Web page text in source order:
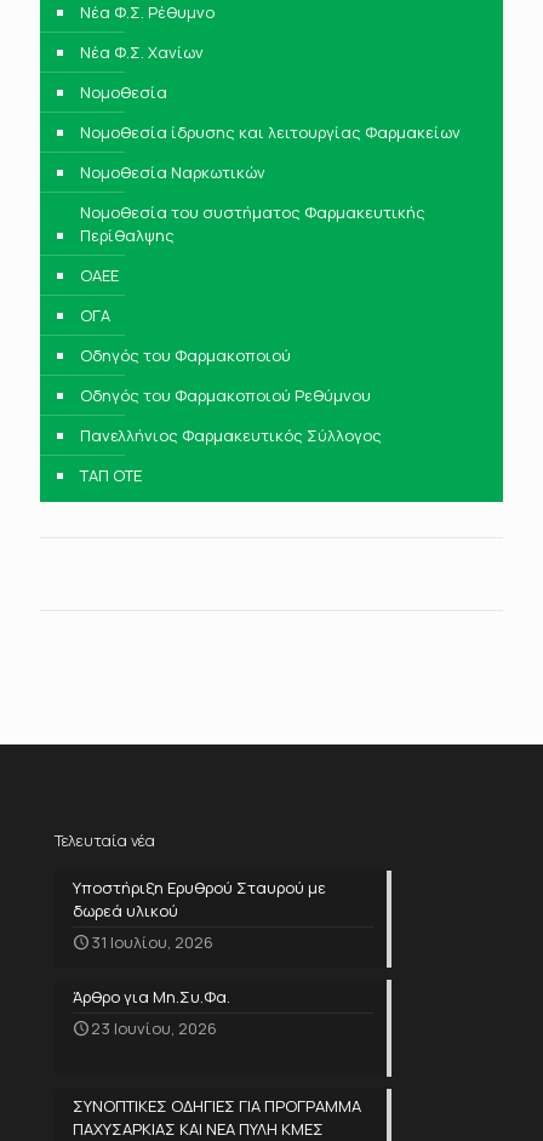
Νέα Φ.Σ. Ρέθυμνο
Νέα Φ.Σ. Χανίων
Νομοθεσία
Νομοθεσία ίδρυσης και λειτουργίας Φαρμακείων
Νομοθεσία Ναρκωτικών
Νομοθεσία του συστήματος Φαρμακευτικής
Περίθαλψης
ΟΑΕΕ
ΟΓΑ
Οδηγός του Φαρμακοποιού
Οδηγός του Φαρμακοποιού Ρεθύμνου
Πανελλήνιος Φαρμακευτικός Σύλλογος
ΤΑΠ ΟΤΕ
Τελευταία νέα
Υποστήριξη Ερυθρού Σταυρού με
δωρεά υλικού
31 Ιουλίου, 2026
Άρθρο για Μη.Συ.Φα.
23 Ιουνίου, 2026
ΣΥΝΟΠΤΙΚΕΣ ΟΔΗΓΙΕΣ ΓΙΑ ΠΡΟΓΡΑΜΜΑ
ΠΑΧΥΣΑΡΚΙΑΣ ΚΑΙ ΝΕΑ ΠΥΛΗ ΚΜΕΣ